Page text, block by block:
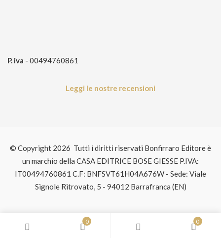
0 0
P. iva - 00494760861
Leggi le nostre recensioni
© Copyright 2026 Tutti i diritti riservati Bonfirraro Editore è
un marchio della CASA EDITRICE BOSE GIESSE P.IVA:
IT00494760861 C.F: BNFSVT61H04A676W - Sede: Viale
Signole Ritrovato, 5 - 94012 Barrafranca (EN)